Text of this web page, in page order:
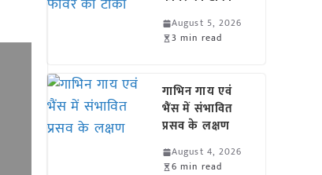
August 5, 2026
3 min read
गाभिन गाय एवं
भैंस में संभावित
प्रसव के लक्षण
August 4, 2026
6 min read